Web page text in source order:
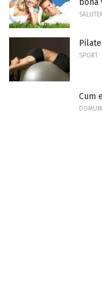
SPORT
Cum
DOMUM